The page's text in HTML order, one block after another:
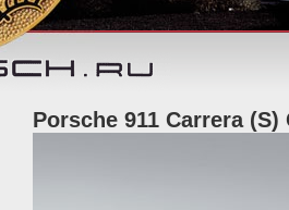
Porsche 911 Carrera (S)